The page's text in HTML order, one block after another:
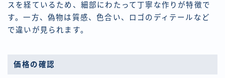
スを経ているため、細部にわたって丁寧な作りが特徴で
す。一方、偽物は質感、色合い、ロゴのディテールなど
で違いが見られます。
価格の確認